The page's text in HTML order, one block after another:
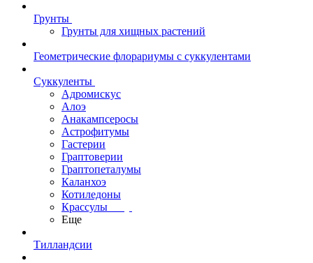
Грунты
Грунты для хищных растений
Геометрические флорариумы с суккулентами
Суккуленты
Адромискус
Алоэ
Анакампсеросы
Астрофитумы
Гастерии
Граптоверии
Граптопеталумы
Каланхоэ
Котиледоны
Крассулы
Еще
Тилландсии